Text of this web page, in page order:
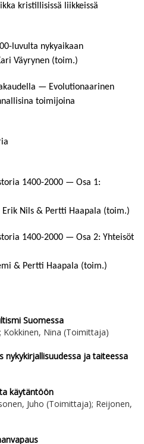
kristillisissä liikkeissä
luvulta nykyaikaan
Väyrynen (toim.)
— Evolutionaarinen
toimijoina
1400-2000 — Osa 1:
Nils & Pertti Haapala (toim.)
1400-2000 — Osa 2: Yhteisöt
& Pertti Haapala (toim.)
Suomessa
Nina (Toimittaja)
ja taiteessa
käytäntöön
Juho (Toimittaja); Reijonen,